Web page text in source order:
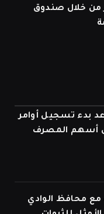
خلال صندوق
بدء تسجيل أوامر
أسهم المصرف
مع محافظ الوادي